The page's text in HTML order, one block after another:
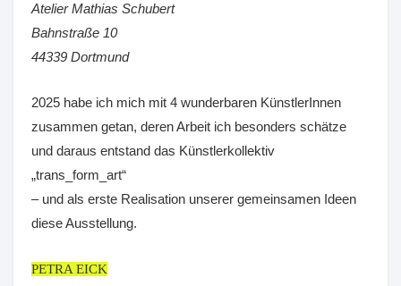
Atelier Mathias Schubert
Bahnstraße 10
44339 Dortmund
2025 habe ich mich mit 4 wunderbaren KünstlerInnen
zusammen getan, deren Arbeit ich besonders schätze
und daraus entstand das Künstlerkollektiv
„trans_form_art“
– und als erste Realisation unserer gemeinsamen Ideen
diese Ausstellung.
PETRA EICK